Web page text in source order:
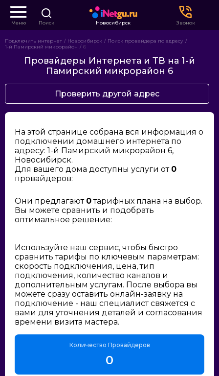
Меню Поиск Новосибирск Звонок
Подключить интернет Новосибирск
Поиск провайдера по адресу
1-й Памирский микрорайон
6
Провайдеры Интернета и ТВ на 1-й
Памирский микрорайон 6
Проверить другой адрес
На этой странице собрана вся информация о
подключении домашнего интернета по
адресу: 1-й Памирский микрорайон 6,
Новосибирск.
Для вашего дома доступны услуги от 0
провайдеров:
Они предлагают 0тарифных плана на выбор.
Вы можете сравнить и подобрать
оптимальное решение:
Используйте наш сервис, чтобы быстро
сравнить тарифы по ключевым параметрам:
скорость подключения, цена, тип
подключения, количество каналов и
дополнительным услугам. После выбора вы
можете сразу оставить онлайн-заявку на
подключение - наш специалист свяжется с
вами для уточнения деталей и согласования
времени визита мастера.
Количество Провайдеров
0